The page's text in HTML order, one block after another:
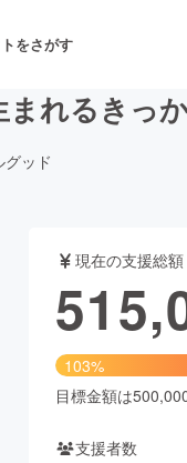
をさがす
パフォーマンス
ィー・ヘルスケア
れるきっ
グッド
現在の支援総額
103%
目標金額は
支援者数